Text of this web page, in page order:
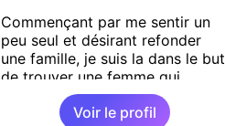
Commençant par me sentir un
peu seul et désirant refonder
une famille, je suis la dans le but
de trouver une femme qui
comme moi voudrait bien faire
connaissance et bien sûr plus si
Voir le profil